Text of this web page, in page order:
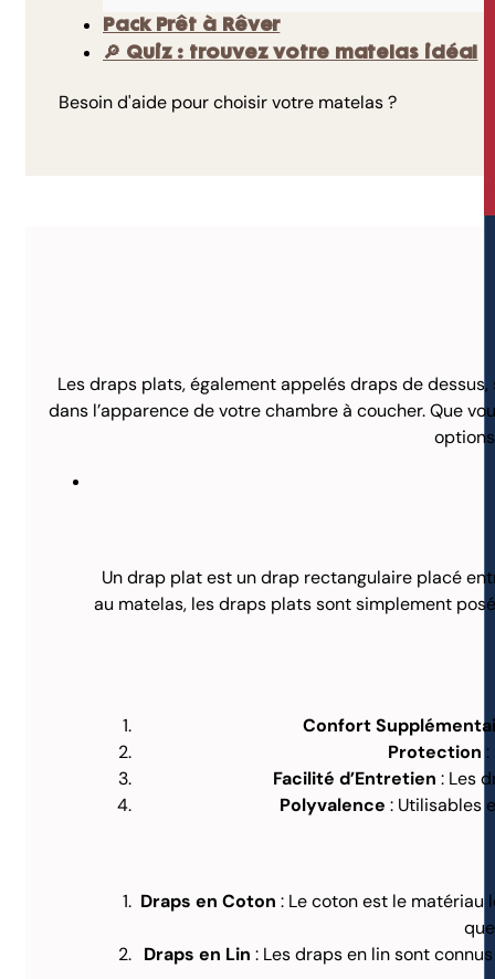
Pack Prêt à Rêver
🔎 Quiz : trouvez votre matelas idéal
Besoin d'aide pour choisir votre matelas ?
Les draps plats, également appelés draps de
dans l’apparence de votre chambre à coucher. Que
Un drap plat est un drap rectangulaire placé
au matelas, les draps plats sont simplement
Confort
Protection
Facilité d’Entretien : Les
Polyvalence : Utilisables
Draps en Coton : Le coton est le
Draps en Lin : Les draps en lin sont